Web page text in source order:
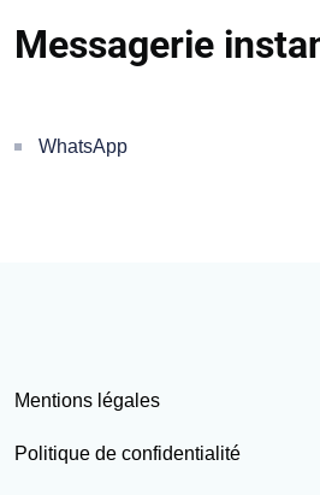
Messagerie
WhatsApp
Mentions légales
Politique de confidentialité